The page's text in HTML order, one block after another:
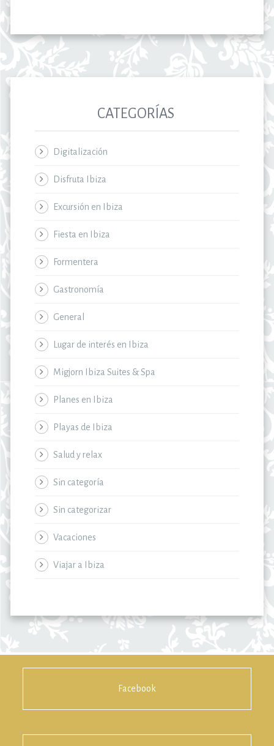
CATEGORÍAS
Digitalización
Disfruta Ibiza
Excursión en Ibiza
Fiesta en Ibiza
Formentera
Gastronomía
General
Lugar de interés en Ibiza
Migjorn Ibiza Suites & Spa
Planes en Ibiza
Playas de Ibiza
Salud y relax
Sin categoría
Sin categorizar
Vacaciones
Viajar a Ibiza
Facebook